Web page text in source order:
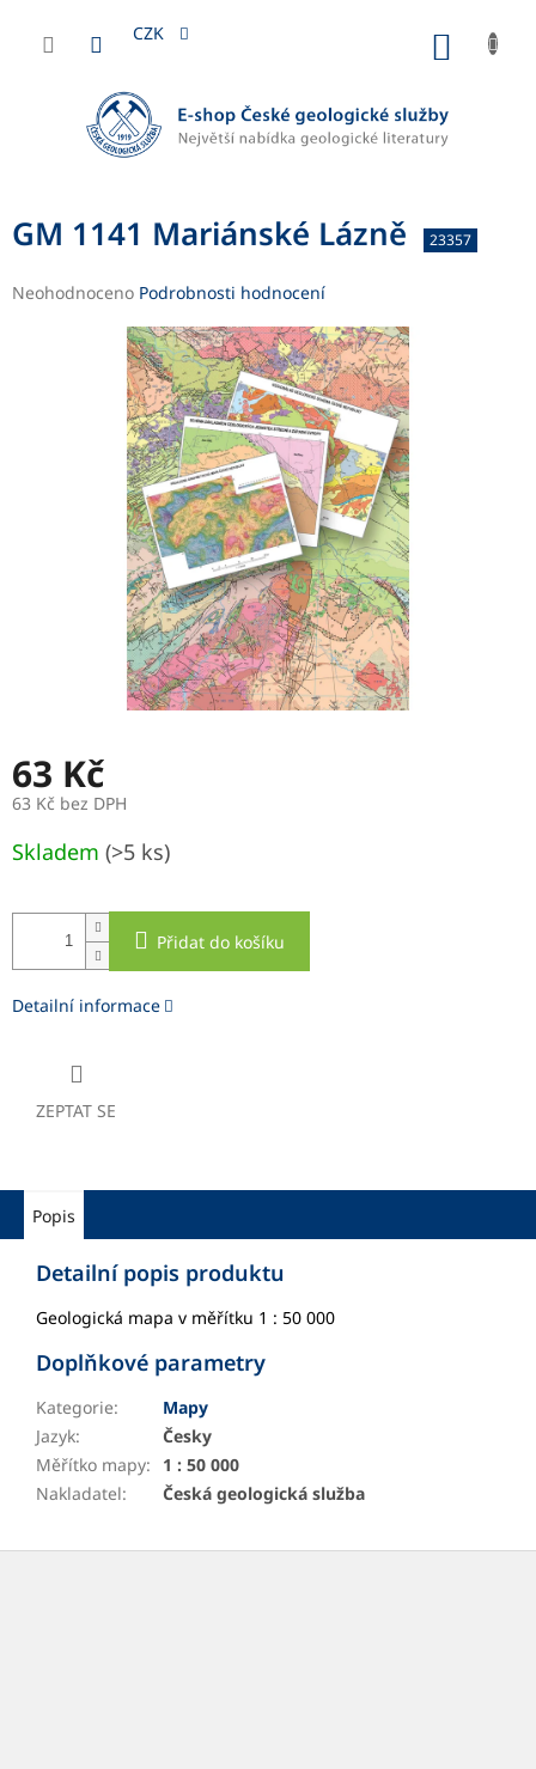
obsah
CZK
GM 1141 Mariánské Lázně 23357
Průměrné
Neohodnoceno Podrobnosti hodnocení
63 Kč
63 Kč bez DPH
cena:
Skladem (>5 ks)
Přidat do košíku
Detailní informace
ZEPTAT SE
Popis
Detailní popis produktu
Geologická mapa v měřítku 1 : 50 000
Doplňkové parametry
Kategorie:
Mapy
Jazyk:
Česky
Měřítko mapy:
1 : 50 000
Nakladatel: Česká geologická služba
Z